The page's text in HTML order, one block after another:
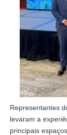
Representantes
levaram a
principais